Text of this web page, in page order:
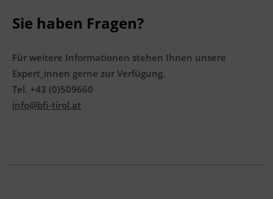
Sie haben Fragen?
Für weitere Informationen stehen Ihnen unsere
Expert_innen gerne zur Verfügung.
Tel. +43 (0)509660
info@bfi-tirol.at